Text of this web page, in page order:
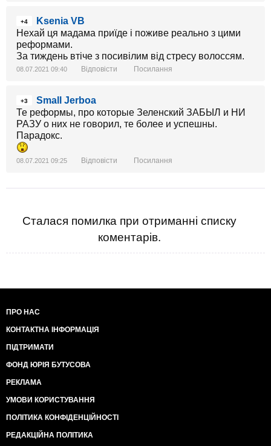
+4
Ksenia VB
Нехай ця мадама приїде і поживе реально з цими
реформами.
За тиждень втіче з посивілим від стресу волоссям.
08.07.2021 09:40 Відповісти Посилання
+3
Small Jerboa
Те реформы, про которые Зеленский ЗАБЫЛ и НИ
РАЗУ о них не говорил, те более и успешны.
Парадокс.
08.07.2021 09:25 Відповісти Посилання
Сталася помилка при отриманні списку
коментарів.
ПРО НАС
КОНТАКТНА ІНФОРМАЦІЯ
ПІДТРИМАТИ
ФОНД ЮРІЯ БУТУСОВА
РЕКЛАМА
УМОВИ КОРИСТУВАННЯ
ПОЛІТИКА КОНФІДЕНЦІЙНОСТІ
РЕДАКЦІЙНА ПОЛІТИКА